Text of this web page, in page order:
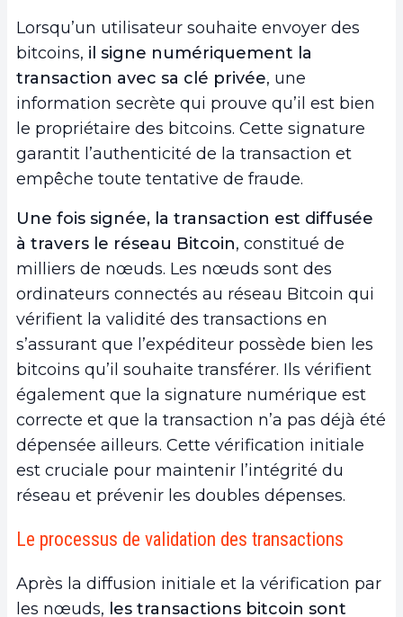
Lorsqu’un utilisateur souhaite envoyer des
bitcoins, il signe numériquement la
transaction avec sa clé privée, une
information secrète qui prouve qu’il est bien
le propriétaire des bitcoins. Cette signature
garantit l’authenticité de la transaction et
empêche toute tentative de fraude.
Une fois signée, la transaction est diffusée
à travers le réseau Bitcoin, constitué de
milliers de nœuds. Les nœuds sont des
ordinateurs connectés au réseau Bitcoin qui
vérifient la validité des transactions en
s’assurant que l’expéditeur possède bien les
bitcoins qu’il souhaite transférer. Ils vérifient
également que la signature numérique est
correcte et que la transaction n’a pas déjà été
dépensée ailleurs. Cette vérification initiale
est cruciale pour maintenir l’intégrité du
réseau et prévenir les doubles dépenses.
Le processus de validation des transactions
Après la diffusion initiale et la vérification par
les nœuds, les transactions bitcoin sont